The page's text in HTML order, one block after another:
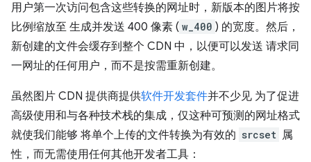
用户第一次访问包含这些转换的网址时，新版本的图片将按
比例缩放至 生成并发送 400 像素 ( w_400 ) 的宽度。然后，
新创建的文件会缓存到整个 CDN 中，以便可以发送 请求同
一网址的任何用户，而不是按需重新创建。
虽然图片 CDN 提供商提供软件开发套件并不少见 为了促进
高级使用和与各种技术栈的集成，仅这种可预测的网址格式
就使我们能够 将单个上传的文件转换为有效的 srcset 属
性，而无需使用任何其他开发者工具：